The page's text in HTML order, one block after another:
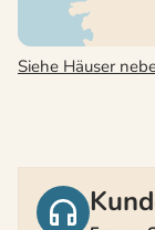
Siehe Häuser